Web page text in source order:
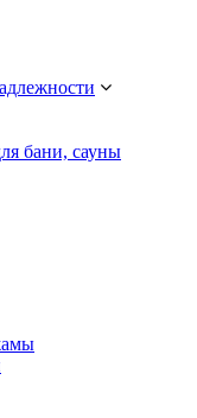
бани, сауны